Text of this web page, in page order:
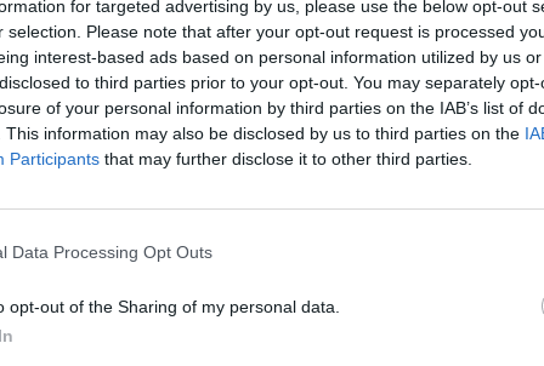
for targeted advertising by us, please use the below opt-out
selection. Please note that after your opt-out request is processed
interest-based ads based on personal information utilized by us
to third parties prior to your opt-out. You may separately
of your personal information by third parties on the IAB’s list of
This information may also be disclosed by us to third parties on the
Participants that may further disclose it to other third parties.
Data Processing Opt Outs
opt-out of the Sharing of my personal data.
nas do preferowanych źródeł w Google